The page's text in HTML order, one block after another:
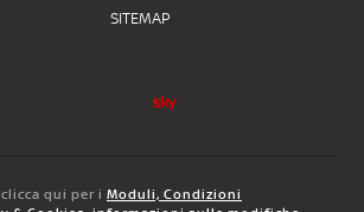
SITEMAP
qui per i Moduli, Condizioni